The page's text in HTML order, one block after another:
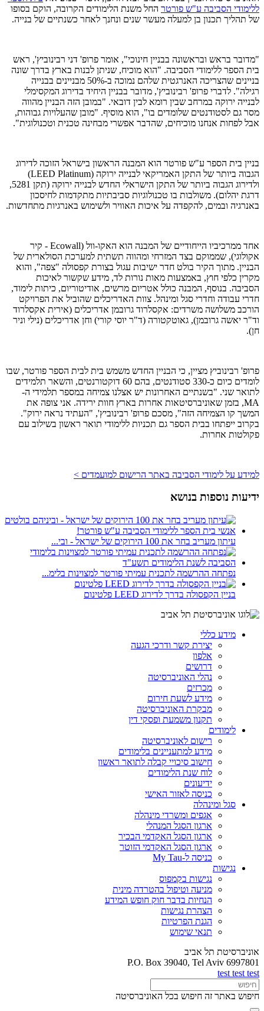
ללימודי הסביבה ע"ש פורטר החל משנת הלימודים הקרובה, הוקם בסופו
של תהליך תכנון בן למעלה מעשר שנים ונחנך לאחר כשנתיים של בנייה.
"מדובר בראש ובראשונה בבניין חינוכי", אומר פרופ' דני רבינוביץ', ראש
בית הספר ללימודי הסביבה. "הוא מוכיח, שניתן לבנות בארץ בדרך שונה
בניינים שהצריכה האנרגטית שלהם נמוכה ב-50% מבניינים בבנייה
רגילה". לדברי פרופ' רבינוביץ', מדובר בבניין היחיד בדירוג המקסימלי
לבנייה ירוקה במרחב שבין רומא לבין דובאי. "במובן הזה הבניין מהווה
מסר גם לסטודנטים שלומדים בו", הוא מוסיף. "מובן שהעלויות גבוהות,
אבל לפחות אנחנו מוכיחים, שהדבר אפשרי מבחינה טכנית וטכנולוגית".
בניין בית הספר ע"ש פורטר הוא המבנה הראשון בישראל הזוכה לדירוג
הגבוה ביותר של התקן האמריקאי לבנייה ירוקה (LEED Platinum)
ולדירוג הגבוה ביותר של התקן הישראלי החדש לבנייה ירוקה (תקן 5281,
דרגת יהלום). משולבות בו טכנולוגיות סביבתיות מתקדמות לחיסכון
באנרגיה ובמים, להקפדה על איכות האוויר ולשימוש באנרגיות מתחדשות.
אחד ממרכיביו הייחודיים של המבנה הוא האקו-וול (Ecowall - קיר
אקולוגי), שממוקם בצד המזרחי ומהווה תשתית למערכת הסולארית של
הבניין. מתוך הקיר בולט חדר ישיבות עגול בצורת קפסולה "צפה", והוא
מקרין כלפי חוץ, באמצעות מאות נורות לד, מידע שקשור לאיכות
הסביבה. בנוסף, המבנה כולל אטריום מרשים, אודיטוריום, כיתות לימוד,
חדרי עבודה וחדרי סגל ומינהל. צוות האדריכלים שהוביל את הפרויקט
הורכב משלושה משרדים: אקסלרוד גרובמן אדריכלים (אירית אקסלרוד
וד"ר יאשה גרובמן), גאוטקטורה (ד"ר יוסי קורי) וחן אדריכלים (נילי וניר
חן).
פרופ' רבינוביץ מציין, כי הבניין החדש משמש בית לבית הספר פורטר, שבו
לומדים כיום כ-330 סטודנטים, בהם 60 דוקטורנטים, והשאר תלמידים
לתואר שני. "בשנתיים האחרונות יש אצלנו צמיחה במספר תלמידי ה-
MA, בזמן שאוניברסיטאות אחרות בארץ חוות ירידה. אני צופה את
המשך קו הצמיחה הזה", מסכם פרופ' רבינוביץ', "העתיד נראה ירוק".
בקרוב ייפתחו בבית הספר גם תכניות ללימודי תואר ראשון בשילוב עם
פקולטות אחרות.
למידע על לימודי הסביבה באתר הרישום למועמדים >
ידיעות נוספות בנושא
עיתון מעריב בחר את 100 הירוקים של ישראל - ובי...
נפתחה ההרשמה לתכנית עמיתי פורטר למצוינות בלימ...
בניין הקפסולה בדרך לדירוג LEED פלטינום
מידע כללי
יצירת קשר ודרכי הגעה
אלפון
דרושים
נהלי האוניברסיטה
מכרזים
מידע לשעת חירום
מבקרת האוניברסיטה
תקנון משמעת ופסקי דין
לימודים
רישום לאוניברסיטה
מידע למתעניינים בלימודים
חישוב סיכויי קבלה לתואר ראשון
לוח שנת הלימודים
ידיעונים
כניסה לאזור האישי
סגל ומינהלה
אגפים ומשרדי מינהלה
ארגון הסגל המנהלי
ארגון הסגל האקדמי הבכיר
ארגון הסגל האקדמי הזוטר
כניסה ל-My Tau
נגישות
נגישות בקמפוס
מניעה וטיפול בהטרדה מינית
הנחיות בדבר חוק חופש המידע
הצהרת נגישות
הגנת הפרטיות
תנאי שימוש
אוניברסיטת תל אביב
P.O. Box 39040, Tel Aviv 6997801
test test test
חיפוש באתר זה חיפוש בכל האוניברסיטה